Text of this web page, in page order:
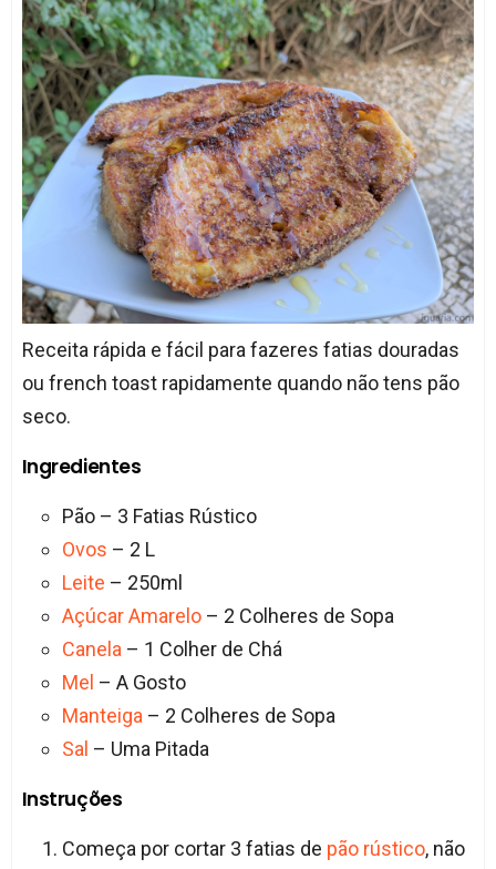
Receita rápida e fácil para fazeres fatias douradas
ou french toast rapidamente quando não tens pão
seco.
Ingredientes
Pão – 3 Fatias Rústico
Ovos – 2 L
Leite – 250ml
Açúcar Amarelo– 2 Colheres de Sopa
Canela– 1 Colher de Chá
Mel – A Gosto
Manteiga– 2 Colheres de Sopa
Sal – Uma Pitada
Instruções
Começa por cortar 3 fatias de pão rústico, não